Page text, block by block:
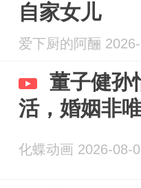
自家女儿
爱下厨的阿酾
董子健孙
活，婚姻非
化蝶动画 2026-08-